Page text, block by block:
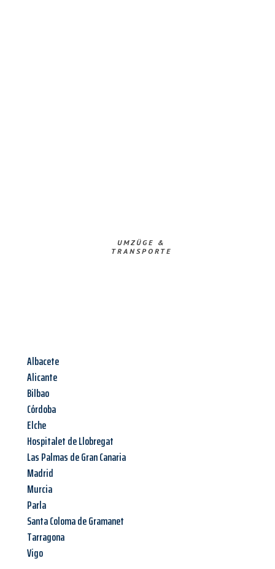
UMZÜGE &
TRANSPORTE
Albacete
Alicante
Bilbao
Córdoba
Elche
Hospitalet de Llobregat
Las Palmas de Gran Canaria
Madrid
Murcia
Parla
Santa Coloma de Gramanet
Tarragona
Vigo